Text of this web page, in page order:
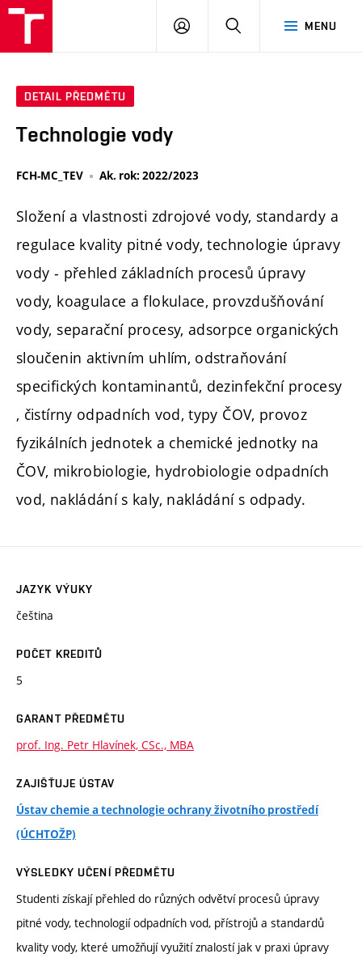
MENU
PŘIHLÁSIT
DETAIL PŘEDMĚTU
Technologie vody
FCH-MC_TEV Ak. rok: 2022/2023
Složení a vlastnosti zdrojové vody, standardy a
regulace kvality pitné vody, technologie úpravy
vody - přehled základních procesů úpravy
vody, koagulace a flokulace, provzdušňování
vody, separační procesy, adsorpce organických
sloučenin aktivním uhlím, odstraňování
specifických kontaminantů, dezinfekční procesy
, čistírny odpadních vod, typy ČOV, provoz
fyzikálních jednotek a chemické jednotky na
ČOV, mikrobiologie, hydrobiologie odpadních
vod, nakládání s kaly, nakládání s odpady.
JAZYK VÝUKY
čeština
POČET KREDITŮ
5
GARANT PŘEDMĚTU
prof. Ing. Petr Hlavínek, CSc., MBA
ZAJIŠŤUJE ÚSTAV
Ústav chemie a technologie ochrany životního prostředí
(ÚCHTOŽP)
VÝSLEDKY UČENÍ PŘEDMĚTU
Studenti získají přehled do různých odvětví procesů úpravy
pitné vody, technologií odpadních vod, přístrojů a standardů
kvality vody, které umožňují využití znalostí jak v praxi úpravy